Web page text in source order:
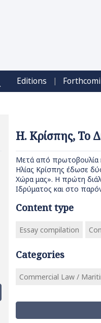
Editions |
Η. Κρίσπης, Το
Μετά από πρωτοβουλία
Ηλίας Κρίσπης έδωσε
Χώρα μας». Η πρώτη
Ιδρύματος και στο
Content type
Essay compilation
Categories
Commercial Law /